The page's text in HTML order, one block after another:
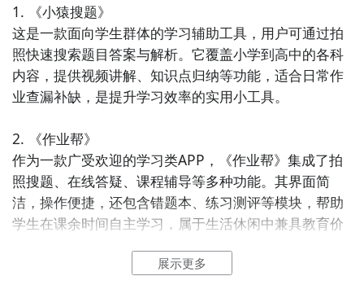
1. 《小猿搜题》
这是一款面向学生群体的学习辅助工具，用户可通过拍
照快速搜索题目答案与解析。它覆盖小学到高中的各科
内容，提供视频讲解、知识点归纳等功能，适合日常作
业查漏补缺，是提升学习效率的实用小工具。
2. 《作业帮》
作为一款广受欢迎的学习类APP，《作业帮》集成了拍
照搜题、在线答疑、课程辅导等多种功能。其界面简
洁，操作便捷，还包含错题本、练习测评等模块，帮助
学生在课余时间自主学习，属于生活休闲中兼具教育价
展示更多